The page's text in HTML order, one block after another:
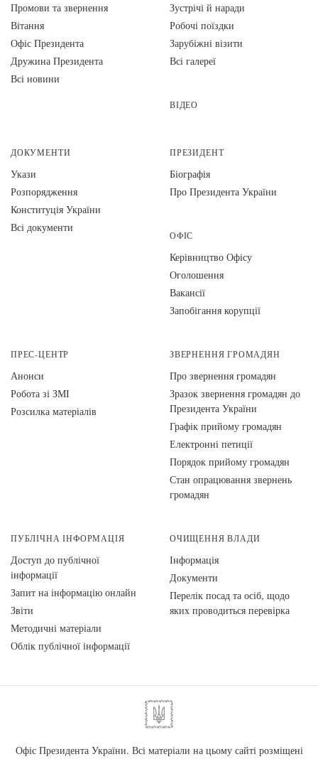
Промови та звернення
Вiтання
Офіс Президента
Дружина Президента
Всі новини
Зустрічі й наради
Робочі поїздки
Зарубіжні візити
Всі галереї
ВІДЕО
ДОКУМЕНТИ
Укази
Розпорядження
Конституція України
Всі документи
ПРЕЗИДЕНТ
Біографія
Про Президента України
ОФІС
Керівництво Офісу
Оголошення
Вакансії
Запобігання корупції
ПРЕС-ЦЕНТР
Анонси
Робота зі ЗМІ
Розсилка матеріалів
ЗВЕРНЕННЯ ГРОМАДЯН
Про звернення громадян
Зразок звернення громадян до
Президента України
Графік прийому громадян
Електронні петиції
Порядок прийому громадян
Стан опрацювання звернень
громадян
ПУБЛІЧНА ІНФОРМАЦІЯ
Доступ до публічної
інформації
Запит на інформацію онлайн
Звіти
Методичні матеріали
Облік публічної інформації
ОЧИЩЕННЯ ВЛАДИ
Інформація
Документи
Перелік посад та осіб, щодо
яких проводиться перевірка
Офіс Президента України. Всі матеріали на цьому сайті розміщені